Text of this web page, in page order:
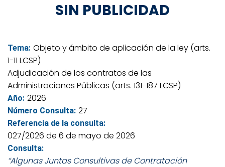
SIN PUBLICIDAD
Tema: Objeto y ámbito de aplicación de la ley (arts.
1-11 LCSP)
Adjudicación de los contratos de las
Administraciones Públicas (arts. 131-187 LCSP)
Año: 2026
Número Consulta: 27
Referencia de la consulta:
027/2026 de 6 de mayo de 2026
Consulta:
“Algunas Juntas Consultivas de Contratación